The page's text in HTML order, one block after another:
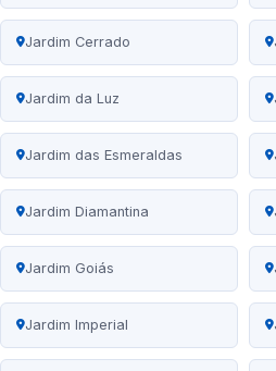
Jardim Cerrado
Jardim da Luz
Jardim das Esmeraldas
Jardim Diamantina
Jardim Goiás
Jardim Imperial